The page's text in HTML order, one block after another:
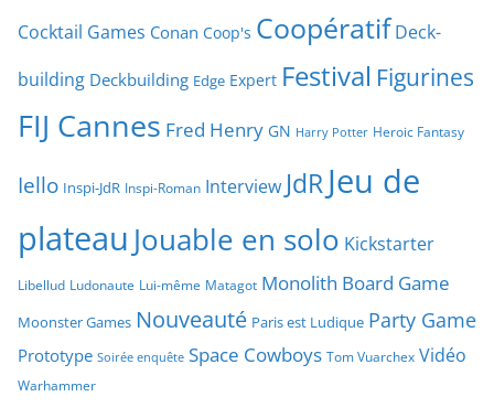
Cocktail Games Conan Coop's Coopératif Deck-
building Deckbuilding Edge Expert Festival Figurines
FIJ Cannes Fred Henry GN Harry Potter Heroic Fantasy
Iello Inspi-JdR Inspi-Roman Interview JdRJeu de
plateau Jouable en solo Kickstarter
Libellud Ludonaute Lui-même Matagot Monolith Board Game
Moonster Games Nouveauté Paris est Ludique Party Game
Prototype Soirée enquête Space Cowboys Tom Vuarchex Vidéo
Warhammer